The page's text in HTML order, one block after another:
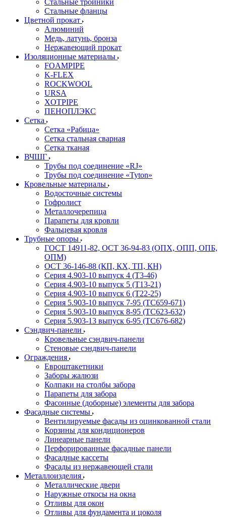
Стальные тройники
Стальные фланцы
Цветной прокат
Алюминий
Медь, латунь, бронза
Нержавеющий прокат
Изоляционные материалы
FOAMPIPE
K-FLEX
ROCKWOOL
URSA
XOTPIPE
ПЕНОПЛЭКС
Сетка
Сетка «Рабица»
Сетка стальная сварная
Сетка тканая
ВЧШГ
Трубы под соединение «RJ»
Трубы под соединение «Tyton»
Кровельные материалы
Водосточные системы
Гофролист
Металлочерепица
Парапеты для кровли
Фальцевая кровля
Трубные опоры
ГОСТ 14911-82, ОСТ 36-94-83 (ОПХ, ОПП, ОПБ,
ОПМ)
ОСТ 36-146-88 (КП, КХ, ТП, КН)
Серия 4.903-10 выпуск 4 (Т3-46)
Серия 4.903-10 выпуск 5 (Т13-21)
Серия 4.903-10 выпуск 6 (Т22-25)
Серия 5.903-10 выпуск 7-95 (ТС659-671)
Серия 5.903-10 выпуск 8-95 (ТС623-632)
Серия 5.903-13 выпуск 6-95 (ТС676-682)
Сэндвич-панели
Кровельные сэндвич-панели
Стеновые сэндвич-панели
Ограждения
Евроштакетники
Заборы жалюзи
Колпаки на столбы забора
Парапеты для забора
Фасонные (доборные) элементы для забора
Фасадные системы
Вентилируемые фасады из оцинкованной стали
Корзины для кондиционеров
Линеарные панели
Перфорированные фасадные панели
Фасадные кассеты
Фасады из нержавеющей стали
Металлоизделия
Металлические двери
Наружные откосы на окна
Отливы для окон
Отливы для фундамента и цоколя